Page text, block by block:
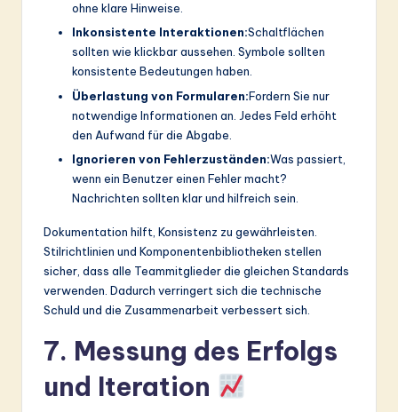
ohne klare Hinweise.
Inkonsistente Interaktionen:Schaltflächen
sollten wie klickbar aussehen. Symbole sollten
konsistente Bedeutungen haben.
Überlastung von Formularen:Fordern Sie nur
notwendige Informationen an. Jedes Feld erhöht
den Aufwand für die Abgabe.
Ignorieren von Fehlerzuständen:Was passiert,
wenn ein Benutzer einen Fehler macht?
Nachrichten sollten klar und hilfreich sein.
Dokumentation hilft, Konsistenz zu gewährleisten.
Stilrichtlinien und Komponentenbibliotheken stellen
sicher, dass alle Teammitglieder die gleichen Standards
verwenden. Dadurch verringert sich die technische
Schuld und die Zusammenarbeit verbessert sich.
7. Messung des Erfolgs
und Iteration